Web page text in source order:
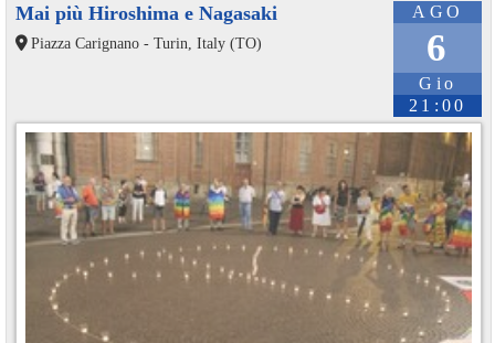
AGO
6
Gio
21:00
Mai più Hiroshima e Nagasaki
Piazza Carignano - Turin, Italy (TO)